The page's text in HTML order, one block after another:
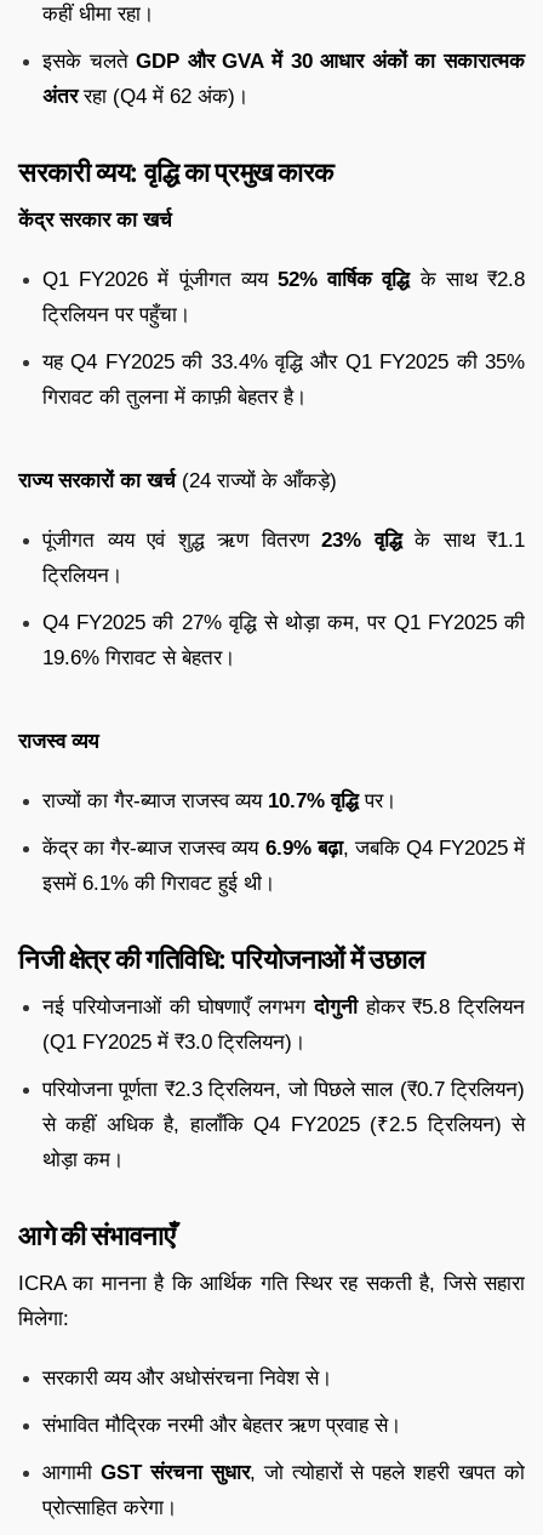
कहीं धीमा रहा।
इसके चलतेGDP और GVA में 30 आधार अंकों का सकारात्मक
अंतररहा (Q4 में 62 अंक)।
सरकारी व्यय: वृद्धि का प्रमुख कारक
केंद्र सरकार का खर्च
Q1 FY2026 में पूंजीगत व्यय 52% वार्षिक वृद्धिके साथ ₹2.8
ट्रिलियन पर पहुँचा।
यह Q4 FY2025 की 33.4% वृद्धि और Q1 FY2025 की 35%
गिरावट की तुलना में काफ़ी बेहतर है।
राज्य सरकारों का खर्च(24 राज्यों के आँकड़े)
पूंजीगत व्यय एवं शुद्ध ऋण वितरण 23% वृद्धिके साथ ₹1.1
ट्रिलियन।
Q4 FY2025 की 27% वृद्धि से थोड़ा कम, पर Q1 FY2025 की
19.6% गिरावट से बेहतर।
राजस्व व्यय
राज्यों का गैर-ब्याज राजस्व व्यय 10.7% वृद्धिपर।
केंद्र का गैर-ब्याज राजस्व व्यय 6.9% बढ़ा, जबकि Q4 FY2025 में
इसमें 6.1% की गिरावट हुई थी।
निजी क्षेत्र की गतिविधि: परियोजनाओं में उछाल
नई परियोजनाओं की घोषणाएँ लगभगदोगुनीहोकर ₹5.8 ट्रिलियन
(Q1 FY2025 में ₹3.0 ट्रिलियन)।
परियोजना पूर्णता ₹2.3 ट्रिलियन, जो पिछले साल (₹0.7 ट्रिलियन)
से कहीं अधिक है, हालाँकि Q4 FY2025 (₹2.5 ट्रिलियन) से
थोड़ा कम।
आगे की संभावनाएँ
ICRA का मानना है कि आर्थिक गति स्थिर रह सकती है, जिसे सहारा
मिलेगा:
सरकारी व्यय और अधोसंरचना निवेश से।
संभावित मौद्रिक नरमी और बेहतर ऋण प्रवाह से।
आगामी GST संरचना सुधार, जो त्योहारों से पहले शहरी खपत को
प्रोत्साहित करेगा।